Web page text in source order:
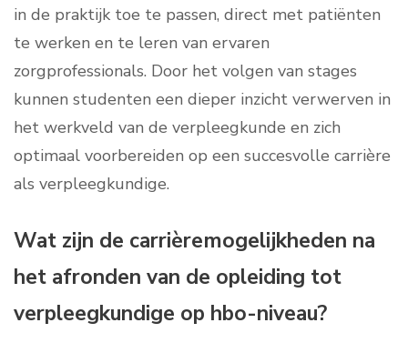
in de praktijk toe te passen, direct met patiënten
te werken en te leren van ervaren
zorgprofessionals. Door het volgen van stages
kunnen studenten een dieper inzicht verwerven in
het werkveld van de verpleegkunde en zich
optimaal voorbereiden op een succesvolle carrière
als verpleegkundige.
Wat zijn de carrièremogelijkheden na
het afronden van de opleiding tot
verpleegkundige op hbo-niveau?